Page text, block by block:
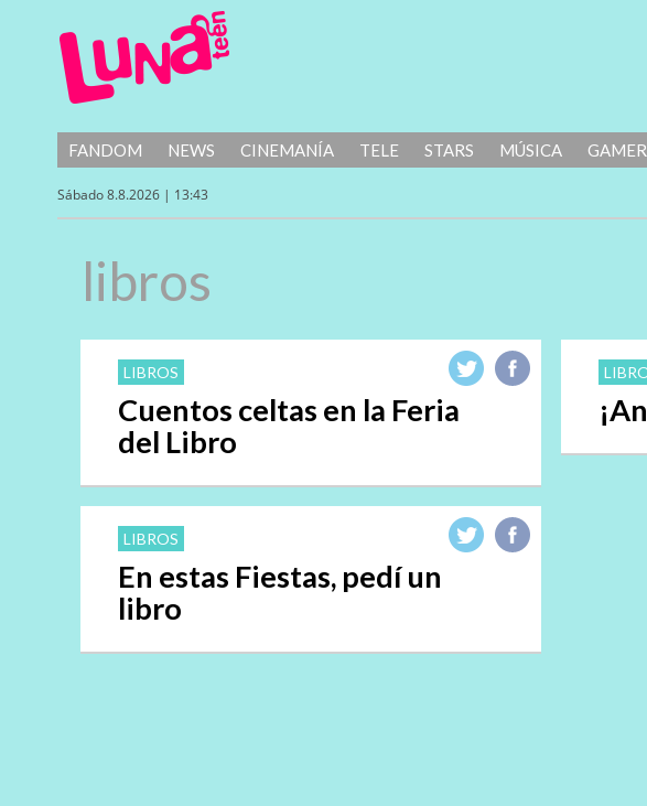
FANDOM NEWS CINEMANÍA TELE STARS MÚSICA GAMER
Sábado 8.8.2026 | 13:43
libros
LIBROS
Cuentos celtas en la Feria
del Libro
LIBROS
En estas Fiestas, pedí un
libro